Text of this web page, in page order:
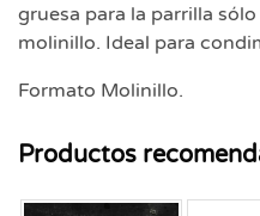
gruesa para la parrilla
molinillo. Ideal para
Formato Molinillo.
Productos